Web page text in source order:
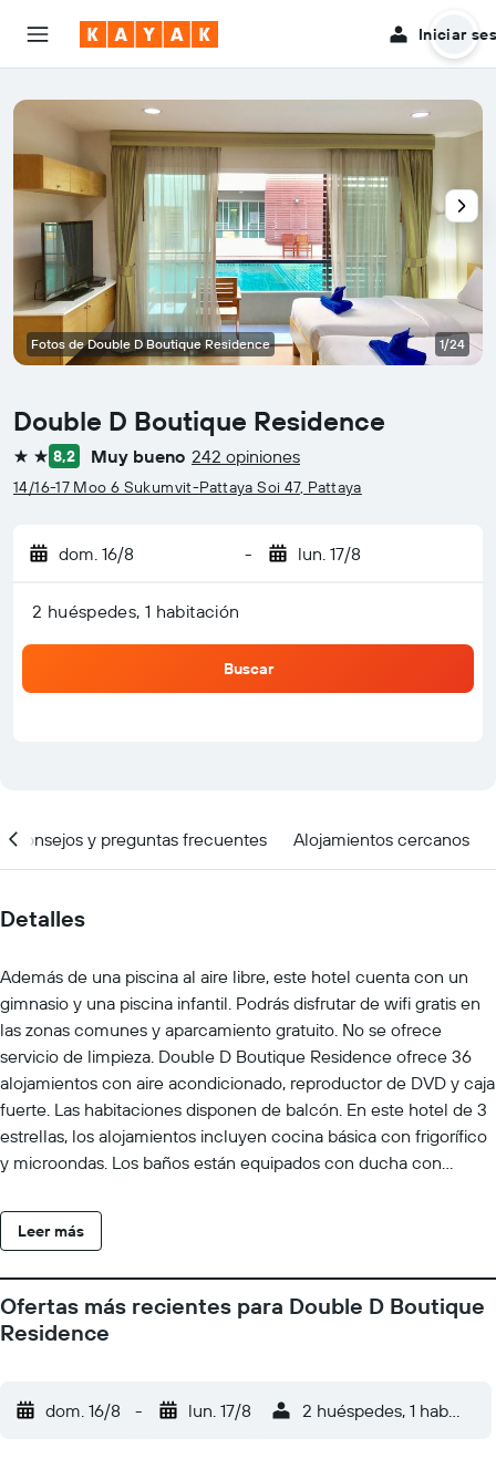
Iniciar
Double D Boutique Residence
2 estrellas
8,2 Muy bueno 242 opiniones
14/16-17 Moo 6 Sukumvit-Pattaya Soi 47, Pattaya
dom. 16/8 - lun. 17/8
2 huéspedes, 1 habitación
Buscar
Fotos de Double D Boutique Residence 1/24
Consejos y preguntas frecuentes Alojamientos cercanos
Detalles
Además de una piscina al aire libre, este hotel cuenta con un
gimnasio y una piscina infantil. Podrás disfrutar de wifi gratis en
las zonas comunes y aparcamiento gratuito. No se ofrece
servicio de limpieza. Double D Boutique Residence ofrece 36
alojamientos con aire acondicionado, reproductor de DVD y caja
fuerte. Las habitaciones disponen de balcón. En este hotel de 3
estrellas, los alojamientos incluyen cocina básica con frigorífico
y microondas. Los baños están equipados con ducha con
acceso a Internet wifi gratis. Se ofrece televisión por satélite. En
el alojamiento hay piscina al aire libre y piscina infantil. Otros
Leer más
Ofertas más recientes para Double D Boutique
Residence
dom. 16/8 - lun. 17/8 2 huéspedes, 1